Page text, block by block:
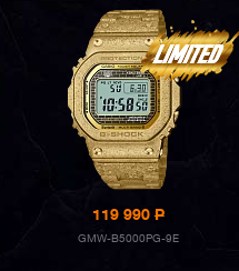
119 990P
GMW-B5000PG-9E